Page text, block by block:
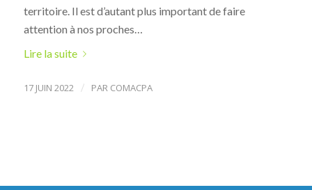
territoire. Il est d’autant plus important de faire
attention à nos proches…
Lire la suite
17 JUIN 2022 / PAR COMACPA